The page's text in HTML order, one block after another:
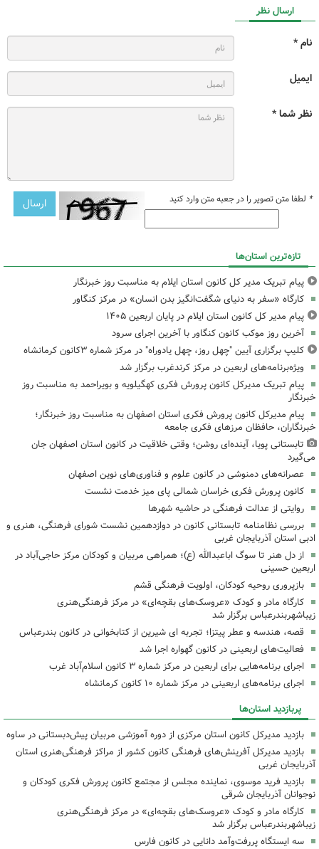
ارسال نظر
نام *
ایمیل
نظر شما *
* لطفا متن تصویر را در جعبه متن وارد کنید
تازه‌ترین استان‌ها
پیام تبریک مدیر کل کانون استان ایلام به مناسبت روز خبرنگار
کارگاه «سفر به دنیای شگفت‌انگیز بدن انسان» در مرکز کنگاور
پیام مدیر کل کانون استان ایلام در پایان اربعین ۱۴۰۵
آخرین روز موکب کانون کنگاور با آخرین اجرای سرود
کلیپ برگزاری آیین "چهل روز، چهل یادوراه" در مرکز شماره ۳کانون کرمانشاه
ویژه‌برنامه‌های اربعین در مرکز کرندغرب برگزار شد
پیام تبریک مدیرکل کانون پرورش فکری کهگیلویه و بویراحمد به مناسبت روز
خبرنگار
پیام مدیرکل کانون پرورش فکری استان اصفهان به مناسبت روز خبرنگار؛
خبرنگاران، حافظان مرزهای فکری جامعه
تابستانی پویا، آینده‌ای روشن؛ وقتی خلاقیت در کانون استان اصفهان جان
می‌گیرد
عصرانه‌های دمنوشی در کانون علوم و فناوری‌های نوین اصفهان
کانون پرورش فکری خراسان شمالی پای میز خدمت نشست
روایتی از عدالت فرهنگی در حاشیه شهرها
بررسی نظامنامه تابستانی کانون در دوازدهمین نشست شورای فرهنگی، هنری و
ادبی استان آذربایجان غربی
از دل هنر تا سوگ اباعبدالله (ع)؛ همراهی مربیان و کودکان مرکز حاجی‌آباد در
اربعین حسینی
بازپروری روحیه کودکان، اولویت فرهنگی قشم
کارگاه مادر و کودک «عروسک‌های بقچه‌ای» در مرکز فرهنگی‌هنری
زیباشهربندرعباس برگزار شد
قصه، هندسه و عطر پیتزا؛ تجربه ای شیرین از کتابخوانی در کانون بندرعباس
فعالیت‌های اربعینی در کانون گهواره اجرا شد
اجرای برنامه‌هایی برای اربعین در مرکز شماره ۳ کانون اسلام‌آباد غرب
اجرای برنامه‌های اربعینی در مرکز شماره ۱۰ کانون کرمانشاه
پربازدید استان‌ها
بازدید مدیرکل کانون استان مرکزی از دوره آموزشی مربیان پیش‌دبستانی در ساوه
بازدید مدیرکل آفرینش‌های فرهنگی کانون کشور از مراکز فرهنگی‌هنری استان
آذربایجان غربی
بازدید فرید موسوی، نماینده مجلس از مجتمع کانون پرورش فکری کودکان و
نوجوانان آذربایجان شرقی
کارگاه مادر و کودک «عروسک‌های بقچه‌ای» در مرکز فرهنگی‌هنری
زیباشهربندرعباس برگزار شد
سه ایستگاه پررفت‌وآمد دانایی در کانون فارس